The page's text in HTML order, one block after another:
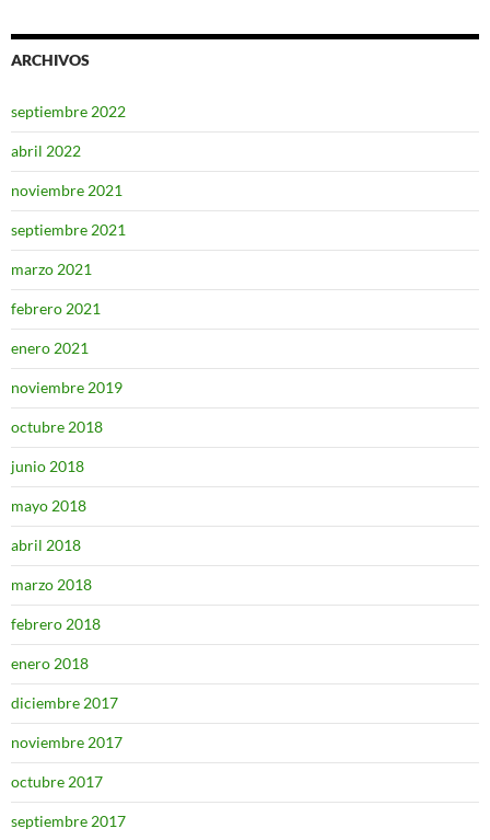
ARCHIVOS
septiembre 2022
abril 2022
noviembre 2021
septiembre 2021
marzo 2021
febrero 2021
enero 2021
noviembre 2019
octubre 2018
junio 2018
mayo 2018
abril 2018
marzo 2018
febrero 2018
enero 2018
diciembre 2017
noviembre 2017
octubre 2017
septiembre 2017